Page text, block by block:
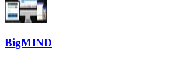
BigMIND